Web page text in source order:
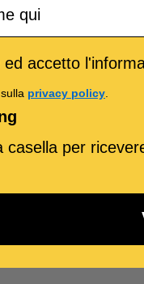
accetto
privacy policy.
casella per